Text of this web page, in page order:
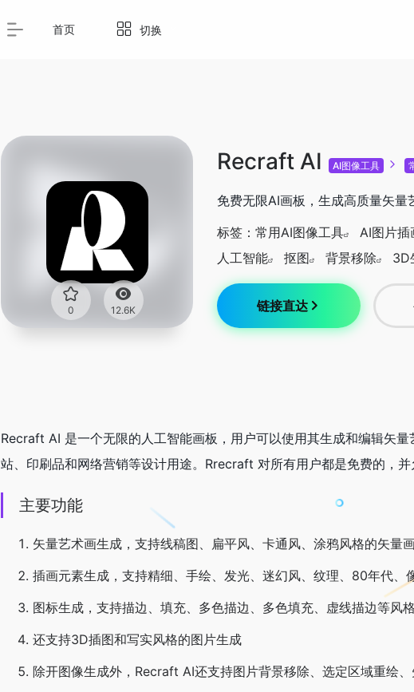
首页 切换
0 12.6K
Recraft AI AI图像工具
免费无限AI画板，生成高质量矢量
标签： 常用AI图像工具 AI图片插
人工智能
抠图 背景移除 3D
链接直达
Recraft AI 是一个无限的人工智能画板，用户可以使用其生成和编辑矢
站、印刷品和网络营销等设计用途。Rrecraft 对所有用户都是免费的，并
主要功能
矢量艺术画生成，支持线稿图、扁平风、卡通风、涂鸦风格的矢量
插画元素生成，支持精细、手绘、发光、迷幻风、纹理、80年代、
图标生成，支持描边、填充、多色描边、多色填充、虚线描边等风
还支持3D插图和写实风格的图片生成
除开图像生成外，Recraft AI还支持图片背景移除、选定区域重绘